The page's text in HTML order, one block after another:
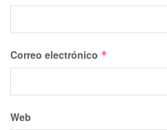
Correo electrónico *
Web